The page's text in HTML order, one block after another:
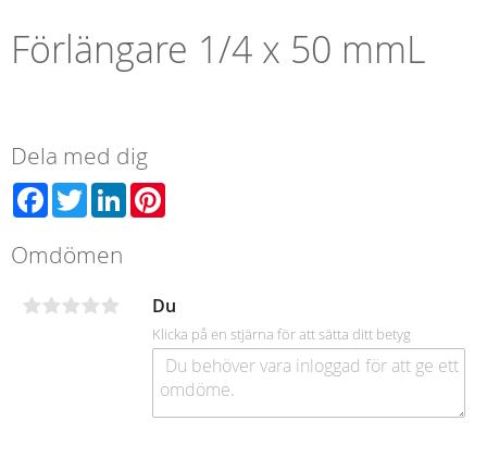
Förlängare 1/4 x 50 mmL
Dela med dig
Facebook
TwitterLinkedIn
Omdömen
Du
Klicka på en stjärna för att sätta ditt betyg